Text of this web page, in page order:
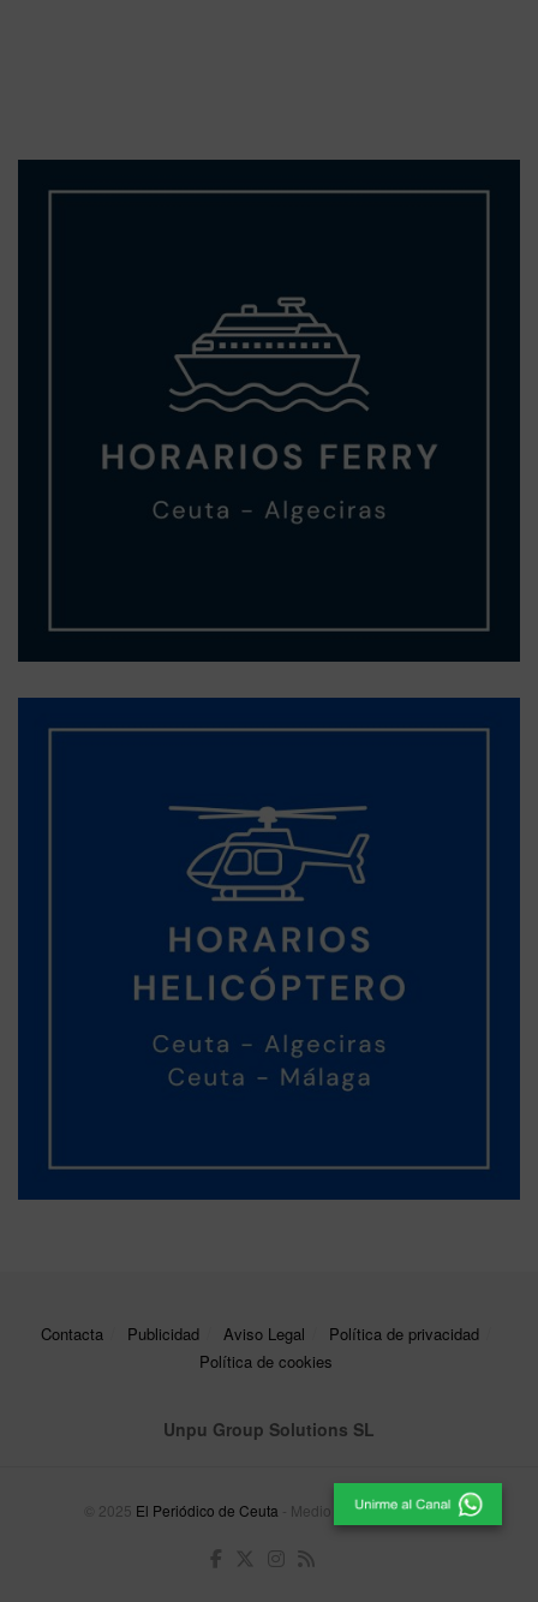
Contacta Publicidad Aviso Legal
Política de privacidad
Política de cookies
Unpu Group Solutions SL
© 2025 El Periódico de Ceuta - Medio de Comunicación